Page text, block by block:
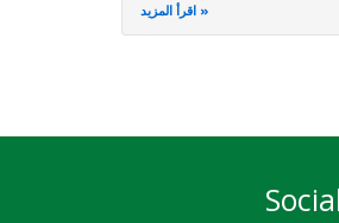
اقرأ المزيد